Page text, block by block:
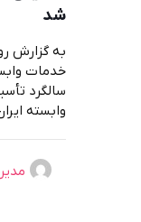
شد
به گزارش
خدمات
سالگرد
وابسته ایران ۲۸ آذرماه
مدیر